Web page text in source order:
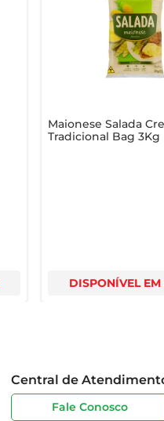
Maionese Salada
Tradicional Bag 3Kg
DISPONÍVEL EM
Central de
Fale Conosco